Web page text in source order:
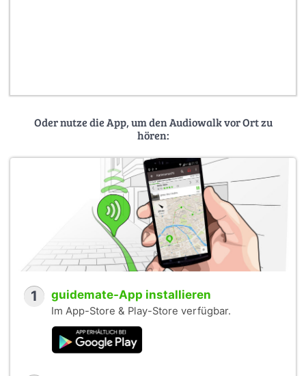
Oder nutze die App, um den Audiowalk vor Ort zu
hören:
1 guidemate-App installieren
Im App-Store & Play-Store verfügbar.